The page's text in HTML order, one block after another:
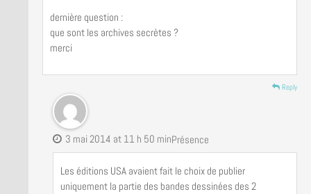
dernière question :
que sont les archives secrètes ?
merci
Reply
Présence
3 mai 2014 at 11 h 50 min
Les éditions USA avaient fait le choix de publier
uniquement la partie des bandes dessinées des 2